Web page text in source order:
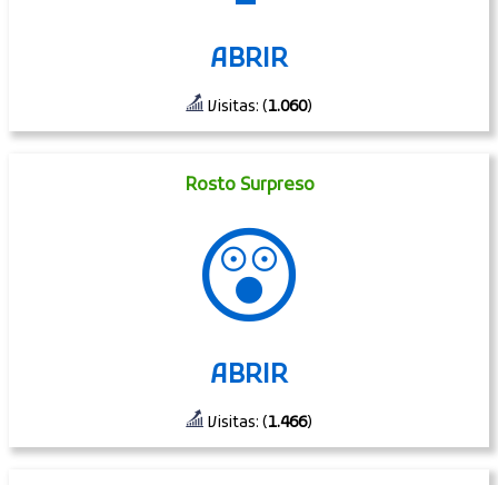
ABRIR
Visitas: (1.060)
Rosto Surpreso
😲
ABRIR
Visitas: (1.466)